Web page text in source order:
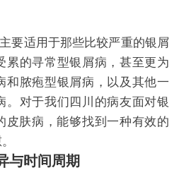
要适用于那些比较严重的银屑
累的寻常型银屑病，甚至更为
和脓疱型银屑病，以及其他一
。对于我们四川的病友面对银
皮肤病，能够找到一种有效的
与时间周期